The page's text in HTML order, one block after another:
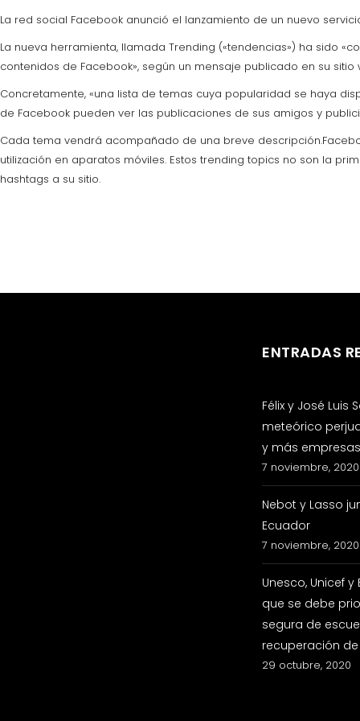
La red social Facebook anunció el lanzamiento de un nuevo
La nueva herramienta, llamada Trending («tendencias») ha sido
contenidos de Facebook», según un mensaje publicado en su sitio
Concretamente, «una lista de temas cuya popularidad se haya
de Facebook pueden ver las publicaciones de sus amigos y
Cada tema vendrá acompañado de una breve
utilización en aparatos móviles. Estos trending topics no son la
hashtags a su sitio.
ENTRADAS
Félix y José Luis
meteórico
y más
7 noviembre, 2020
Nebot y Lasso
Ecuador
7 noviembre, 2020
Unesco, Unicef
que se debe
segura de
recuperación
29 octubre, 2020